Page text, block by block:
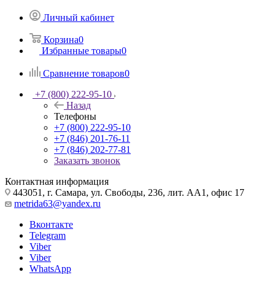
Личный кабинет
Корзина0
Избранные товары0
Сравнение товаров0
+7 (800) 222-95-10
Назад
Телефоны
+7 (800) 222-95-10
+7 (846) 201-76-11
+7 (846) 202-77-81
Заказать звонок
Контактная информация
443051, г. Самара, ул. Свободы, 236, лит. АА1, офис 17
metrida63@yandex.ru
Вконтакте
Telegram
Viber
Viber
WhatsApp